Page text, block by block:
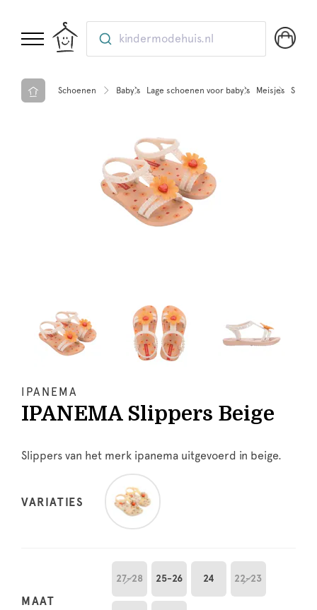
kindermodehuis.nl
Schoenen Baby’s Lage schoenen voor baby's Meisjes
IPANEMA
IPANEMA Slippers Beige
Slippers van het merk ipanema uitgevoerd in beige.
VARIATIES
MAAT
27-28 25-26 24 22-23